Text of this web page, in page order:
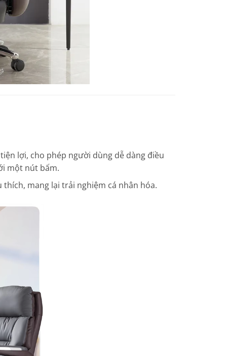
lợi, cho phép người dùng dễ dàng điều
một nút bấm.
mang lại trải nghiệm cá nhân hóa.